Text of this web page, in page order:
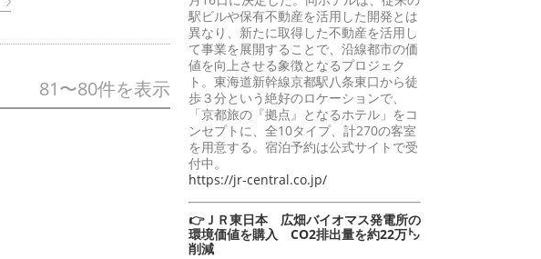
81〜80件を表示
駅ビルや保有不動産を活用した開発とは
異なり、新たに取得した不動産を活用し
て事業を展開することで、沿線都市の価
値を向上させる象徴となるプロジェク
ト。東海道新幹線京都駅八条東口から徒
歩３分という絶好のロケーションで、
「京都旅の『拠点』となるホテル」をコ
ンセプトに、全10タイプ、計270の客室
を用意する。宿泊予約は公式サイトで受
付中。
https://jr-central.co.jp/
👉ＪＲ東日本 広畑バイオマス発電所の
環境価値を購入 CO2排出量を約22万㌧
削減